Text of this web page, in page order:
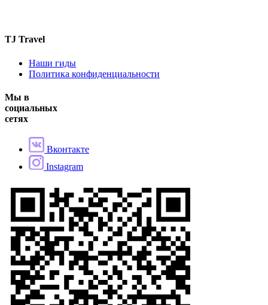
TJ Travel
Наши гиды
Политика конфиденциальности
Мы в
социальных
сетях
Вконтакте
Instagram